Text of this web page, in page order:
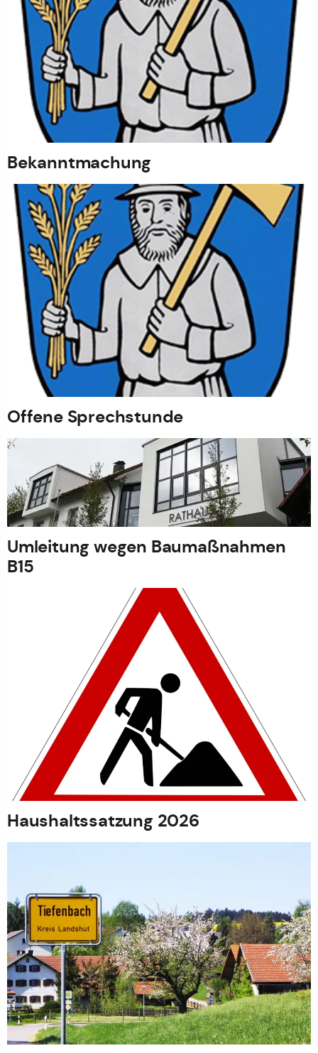
Bekanntmachung
Offene Sprechstunde
Umleitung wegen Baumaßnahmen
B15
Haushaltssatzung 2026